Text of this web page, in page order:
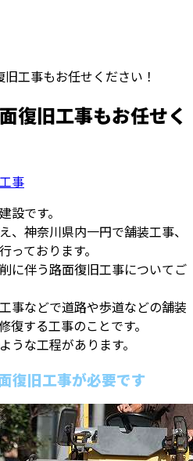
工事もお任せください！
復旧工事もお任せく
事
設です。
、神奈川県内一円で舗装工事、
っております。
に伴う路面復旧工事についてご
事などで道路や歩道などの舗装
復する工事のことです。
うな工程があります。
復旧工事が必要です